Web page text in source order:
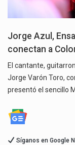
Jorge Azul,
conectan a
El cantante,
Jorge Varón Toro,
presentó el sencillo
Síganos en Google